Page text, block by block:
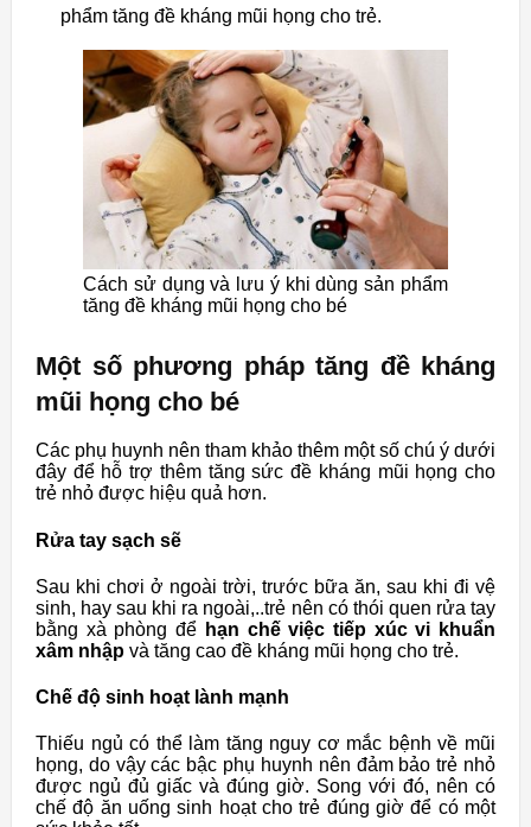
phẩm tăng đề kháng mũi họng cho trẻ.
Cách sử dụng và lưu ý khi dùng sản phẩm
tăng đề kháng mũi họng cho bé
Một số phương pháp tăng đề kháng
mũi họng cho bé
Các phụ huynh nên tham khảo thêm một số chú ý dưới
đây để hỗ trợ thêm tăng sức đề kháng mũi họng cho
trẻ nhỏ được hiệu quả hơn.
Rửa tay sạch sẽ
Sau khi chơi ở ngoài trời, trước bữa ăn, sau khi đi vệ
sinh, hay sau khi ra ngoài,..trẻ nên có thói quen rửa tay
bằng xà phòng để hạn chế việc tiếp xúc vi khuẩn
xâm nhập và tăng cao đề kháng mũi họng cho trẻ.
Chế độ sinh hoạt lành mạnh
Thiếu ngủ có thể làm tăng nguy cơ mắc bệnh về mũi
họng, do vậy các bậc phụ huynh nên đảm bảo trẻ nhỏ
được ngủ đủ giấc và đúng giờ. Song với đó, nên có
chế độ ăn uống sinh hoạt cho trẻ đúng giờ để có một